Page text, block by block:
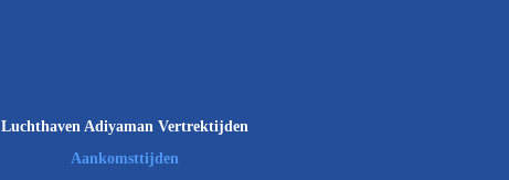
Luchthaven Adiyaman Vertrektijden
Aankomsttijden